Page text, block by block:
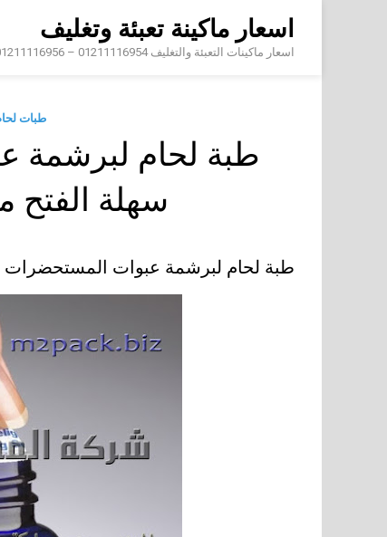
content
اسعار ماكينة تعبئة وتغليف
اسعار ماكينات التعبئة والتغليف 01211116954 – 01211116956 – 01211116958
طبات
طبة لحام لبرشمة
سهلة
طبة لحام لبرشمة عبوات المستحضرات